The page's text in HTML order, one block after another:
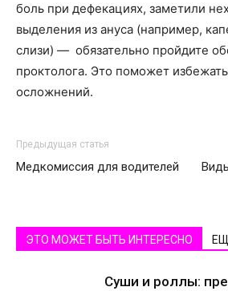
боль при дефекациях, заметили
выделения из ануса (например,
слизи) — обязательно пройдите
проктолога. Это поможет
осложнений.
Предыдущая статья
Медкомиссия для водителей
ЭТО МОЖЕТ БЫТЬ ИНТЕРЕСНО
Суши и роллы: